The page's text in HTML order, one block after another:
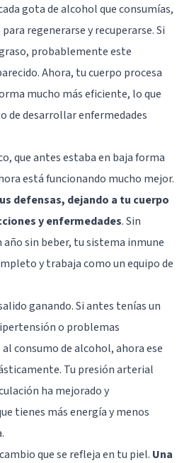
gota de alcohol que consumías,
regenerarse y recuperarse. Si
probablemente este
Ahora, tu cuerpo procesa
mucho más eficiente, lo que
de desarrollar enfermedades
que antes estaba en baja forma
está funcionando mucho mejor.
defensas, dejando a tu cuerpo
y enfermedades. Sin
año sin beber, tu sistema inmune
y trabaja como un equipo de
ganando. Si antes tenías un
o problemas
consumo de alcohol, ahora ese
Tu presión arterial
ha mejorado y
tienes más energía y menos
que se refleja en tu piel. Una